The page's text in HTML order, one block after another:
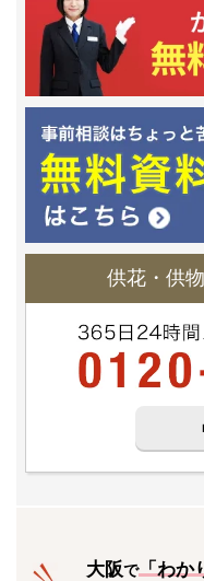
供花・供
大阪で「わか